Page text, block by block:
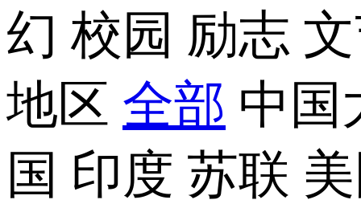
幻 校园 励志
地区 全部 中
国 印度 苏联